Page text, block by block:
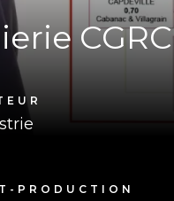
CGRC
PRODUCTION